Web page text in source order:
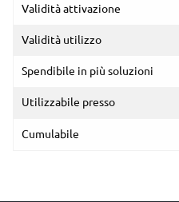
Validità attivazione
Validità utilizzo
Spendibile in più soluzioni
Utilizzabile presso
Cumulabile